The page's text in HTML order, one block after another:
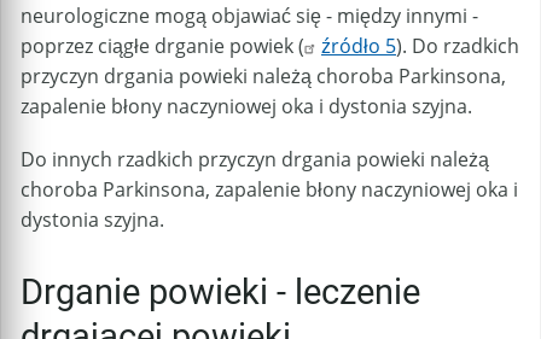
neurologiczne mogą objawiać się - między innymi -
poprzez ciągłe drganie powiek (
źródło 5). Do rzadkich
przyczyn drgania powieki należą choroba Parkinsona,
zapalenie błony naczyniowej oka i dystonia szyjna.
Do innych rzadkich przyczyn drgania powieki należą
choroba Parkinsona, zapalenie błony naczyniowej oka i
dystonia szyjna.
Drganie powieki - leczenie